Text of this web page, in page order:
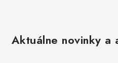
Aktuálne novinky a